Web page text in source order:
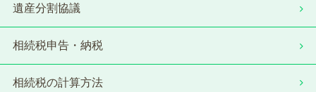
遺産分割協議
相続税申告・納税
相続税の計算方法